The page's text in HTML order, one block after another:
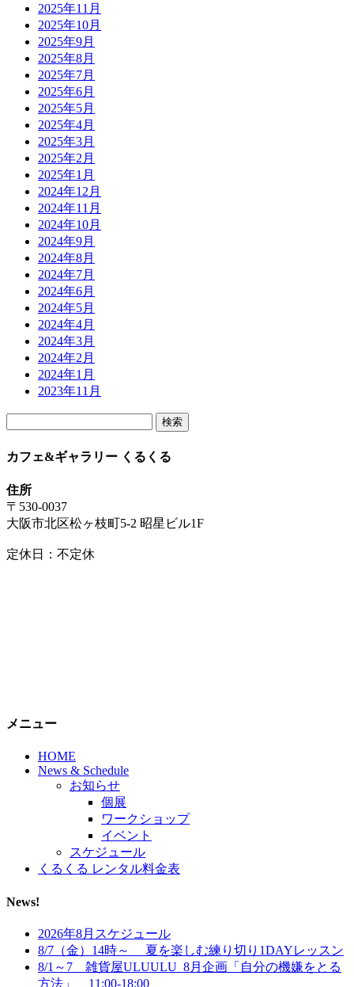
2025年11月
2025年10月
2025年9月
2025年8月
2025年7月
2025年6月
2025年5月
2025年4月
2025年3月
2025年2月
2025年1月
2024年12月
2024年11月
2024年10月
2024年9月
2024年8月
2024年7月
2024年6月
2024年5月
2024年4月
2024年3月
2024年2月
2024年1月
2023年11月
カフェ&ギャラリー くるくる
住所
〒530-0037
大阪市北区松ヶ枝町5-2 昭星ビル1F
定休日：不定休
メニュー
HOME
News & Schedule
お知らせ
個展
ワークショップ
イベント
スケジュール
くるくる レンタル料金表
News!
2026年8月スケジュール
8/7（金）14時～ 夏を楽しむ練り切り1DAYレッスン
8/1～7 雑貨屋ULUULU_8月企画「自分の機嫌をとる
方法」 11:00-18:00